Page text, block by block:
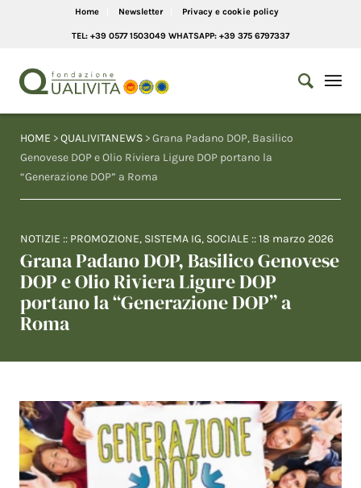
Home Newsletter Privacy e cookie policy
TEL: +39 0577 1503049 WHATSAPP: +39 375 6797337
HOME >QUALIVITANEWS > Grana Padano DOP, Basilico
Genovese DOP e Olio Riviera Ligure DOP portano la
“Generazione DOP” a Roma
NOTIZIE :: PROMOZIONE, SISTEMA IG, SOCIALE ::18 marzo 2026
Grana Padano DOP, Basilico Genovese
DOP e Olio Riviera Ligure DOP
portano la “Generazione DOP” a
Roma